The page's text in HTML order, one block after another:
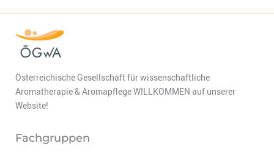
Österreichische Gesellschaft für wissenschaftliche
Aromatherapie & Aromapflege WILLKOMMEN auf unserer
Website!
Fachgruppen